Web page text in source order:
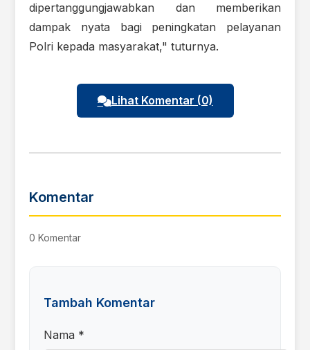
dipertanggungjawabkan dan memberikan
dampak nyata bagi peningkatan pelayanan
Polri kepada masyarakat," tuturnya.
Lihat Komentar (0)
Komentar
0 Komentar
Tambah Komentar
Nama *